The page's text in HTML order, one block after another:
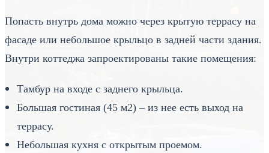
Попасть внутрь дома можно через крытую террасу на
фасаде или небольшое крыльцо в задней части здания.
Внутри коттеджа запроектированы такие помещения:
Тамбур на входе с заднего крыльца.
Большая гостиная (45 м2) – из нее есть выход на
террасу.
Небольшая кухня с открытым проемом.